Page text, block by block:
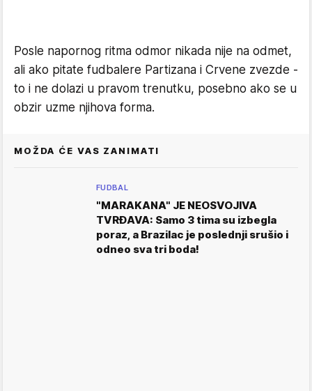
Posle napornog ritma odmor nikada nije na odmet,
ali ako pitate fudbalere Partizana i Crvene zvezde -
to i ne dolazi u pravom trenutku, posebno ako se u
obzir uzme njihova forma.
MOŽDA ĆE VAS ZANIMATI
FUDBAL
"MARAKANA" JE NEOSVOJIVA
TVRĐAVA: Samo 3 tima su izbegla
poraz, a Brazilac je poslednji srušio i
odneo sva tri boda!